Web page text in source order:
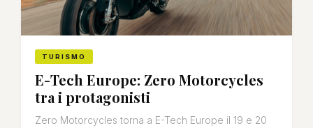
TURISMO
E-Tech Europe: Zero Motorcycles
tra i protagonisti
Zero Motorcycles torna a E-Tech Europe il 19 e 20